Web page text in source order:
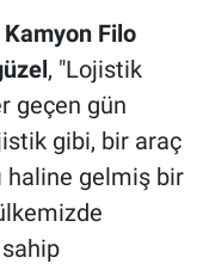
Filo
, "Lojistik
geçen gün
gibi, bir araç
haline gelmiş bir